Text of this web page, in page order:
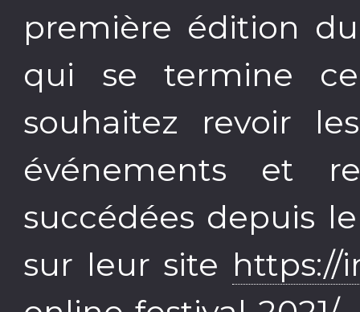
première édition
qui se termine
souhaitez revoir
événements et
succédées depuis
sur leur site https://